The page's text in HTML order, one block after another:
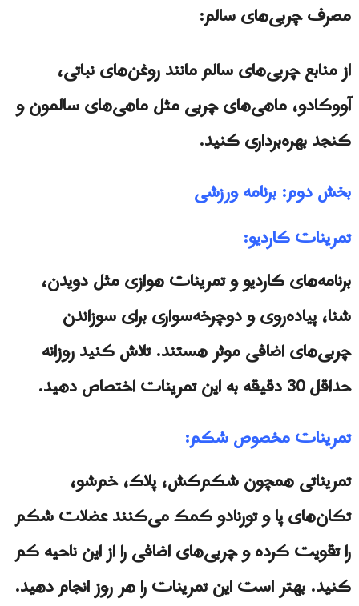
مصرف چربی‌های سالم:
از منابع چربی‌های سالم مانند روغن‌های نباتی،
آووکادو، ماهی‌های چربی مثل ماهی‌های سالمون و
کنجد بهره‌برداری کنید.
بخش دوم: برنامه ورزشی
تمرینات کاردیو:
برنامه‌های کاردیو و تمرینات هوازی مثل دویدن،
شنا، پیاده‌روی و دوچرخه‌سواری برای سوزاندن
چربی‌های اضافی موثر هستند. تلاش کنید روزانه
حداقل 30 دقیقه به این تمرینات اختصاص دهید.
تمرینات مخصوص شکم:
تمریناتی همچون شکم‌کش، پلاک، خم‌شو،
تکان‌های پا و تورنادو کمک می‌کنند عضلات شکم
را تقویت کرده و چربی‌های اضافی را از این ناحیه کم
کنید. بهتر است این تمرینات را هر روز انجام دهید.